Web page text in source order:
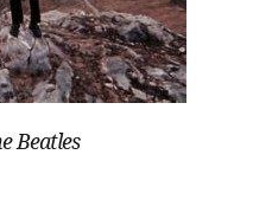
Beatles